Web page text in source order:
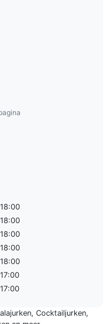
, Cocktailjurken,